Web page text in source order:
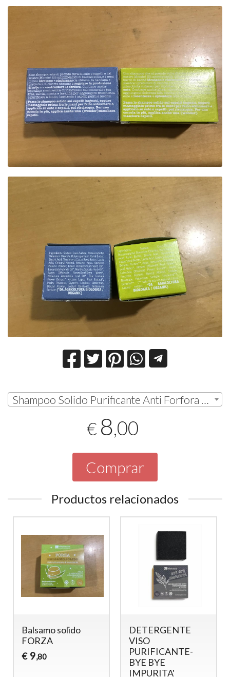
Shampoo Solido Purificante Anti Forfora | € 8,00
€ 8,00
Comprar
Productos relacionados
Balsamo solido
FORZA
,80
DETERGENTE
VISO
PURIFICANTE-
BYE BYE
IMPURITA'